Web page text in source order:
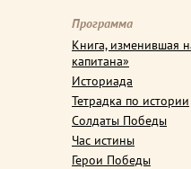
Программа
Книга, изменившая
капитана»
Историада
Тетрадка по истории
Солдаты Победы
Час истины
Герои Победы